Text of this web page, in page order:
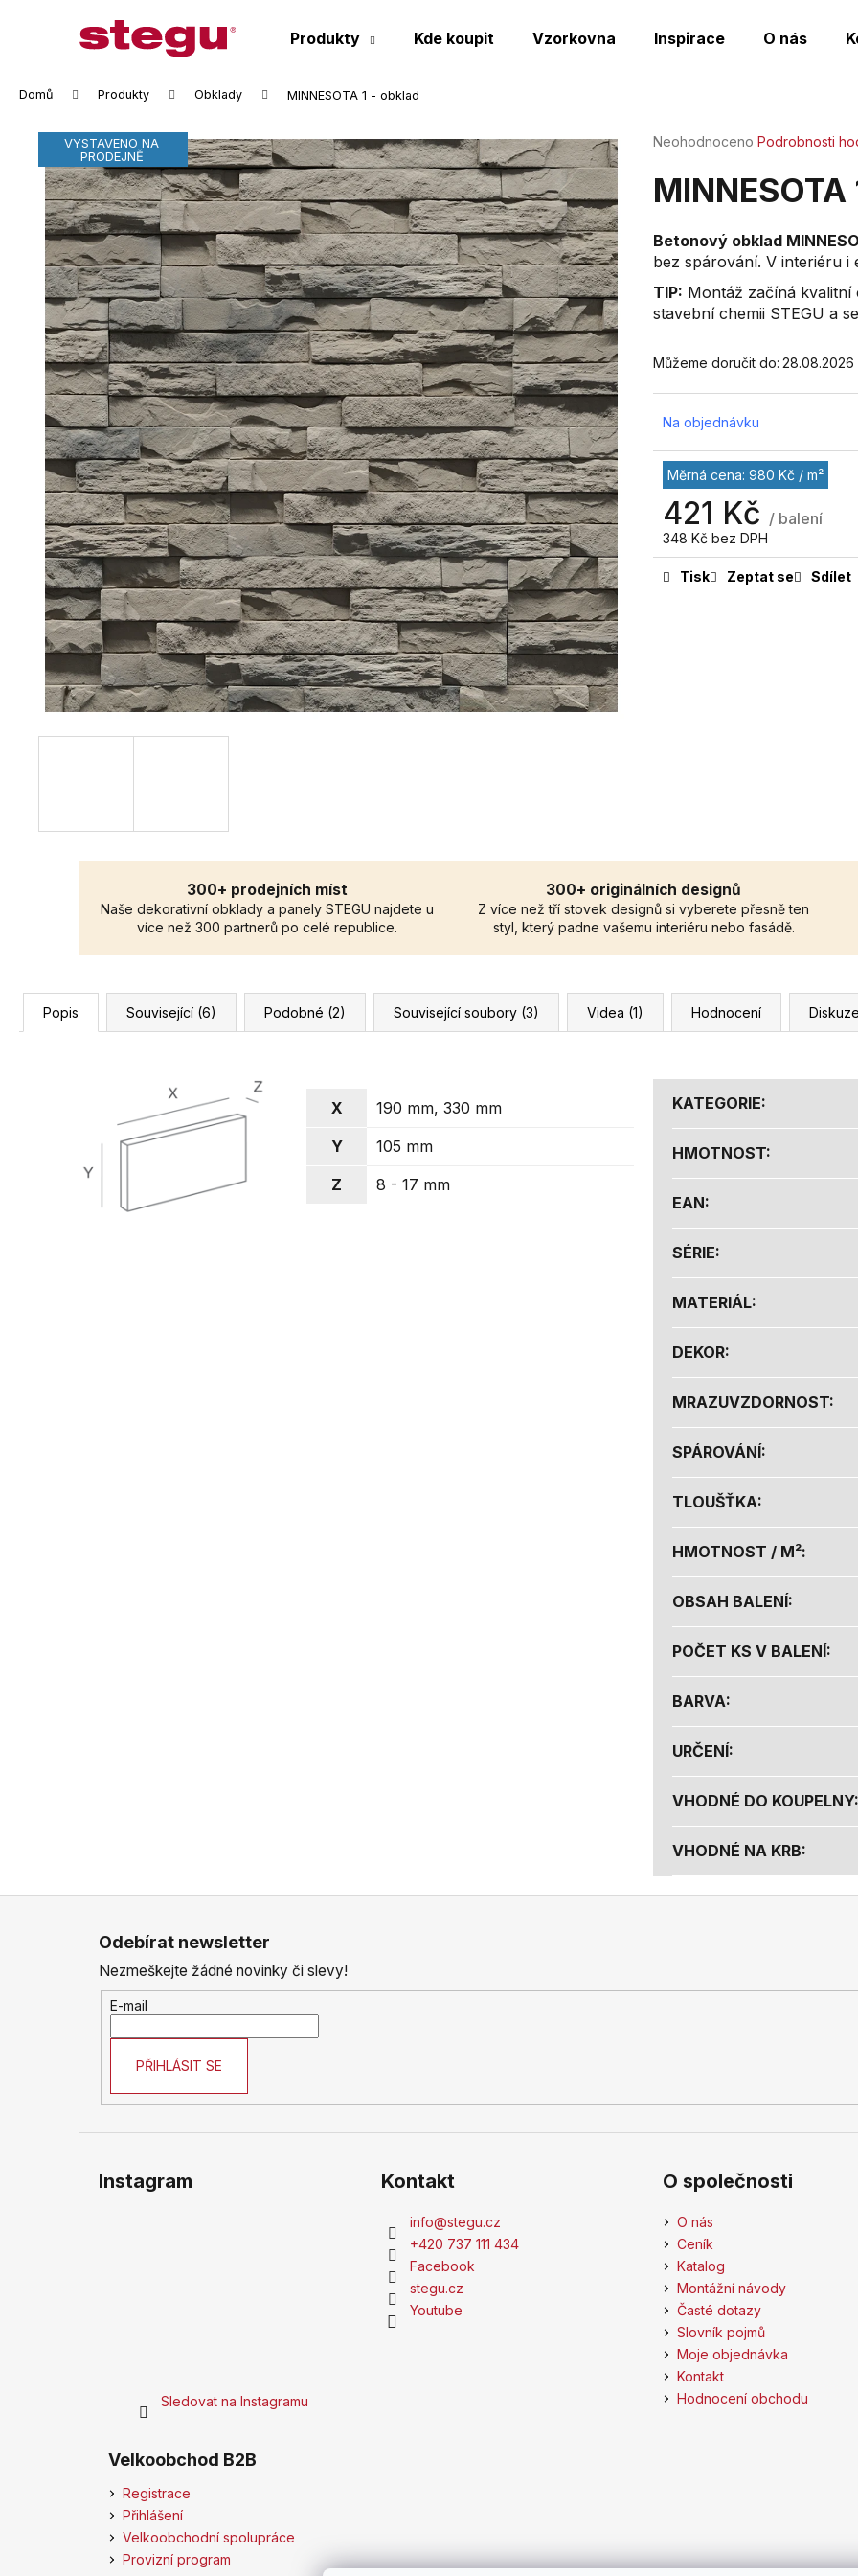
Produkty Kde koupit Vzorkovna Inspirace O nás
Domů Produkty Obklady MINNESOTA 1 - obklad
Průměrné
produktu
je
z
5
hvězdiček.
Neohodnoceno Podrobnosti
Betonový obklad
bez spárování. V interiéru i
TIP: Montáž začíná
stavební chemii STEGU a
Můžeme doručit do: 28.08.2026
Na objednávku
Měrná cena: 980 Kč / m²
421 Kč / balení
348 Kč bez DPH
Tisk Zeptat se Sdílet
VYSTAVENO NA
PRODEJNĚ
300+ prodejních míst
Naše dekorativní obklady a panely STEGU najdete u
více než 300 partnerů po celé republice.
300+ originálních designů
Z více než tří stovek designů si vyberete přesně ten
styl, který padne vašemu interiéru nebo fasádě.
Popis Související (6) Podobné (2) Související soubory (3) Videa (1) Hodnocení Diskuze
X
190 mm, 330 mm
Y
105 mm
Z
8 - 17 mm
KATEGORIE:
HMOTNOST:
EAN:
SÉRIE:
MATERIÁL:
DEKOR:
MRAZUVZDORNOST:
SPÁROVÁNÍ:
TLOUŠŤKA:
HMOTNOST / M²:
OBSAH BALENÍ:
POČET KS V BALENÍ:
BARVA:
URČENÍ:
VHODNÉ DO KOUPELNY:
VHODNÉ NA KRB:
Zpět
Zpět
HLEDAT
Doporučujeme
Odebírat newsletter
Nezmeškejte žádné novinky či slevy!
E-mail
PŘIHLÁSIT SE
Instagram
Sledovat na Instagramu
Kontakt
info@stegu.cz
+420 737 111 434
Facebook
stegu.cz
Youtube
O společnosti
O nás
Ceník
Katalog
Montážní návody
Časté dotazy
Slovník pojmů
Moje objednávka
Kontakt
Hodnocení obchodu
Velkoobchod B2B
Registrace
Přihlášení
Velkoobchodní spolupráce
Provizní program